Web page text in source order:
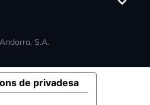
S.A.
de privadesa